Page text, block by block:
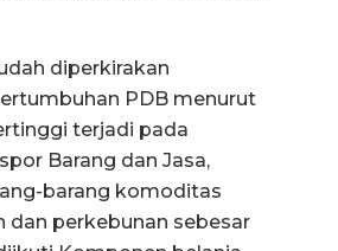
diperkirakan
PDB menurut
terjadi pada
Barang dan Jasa,
barang komoditas
dan perkebunan sebesar